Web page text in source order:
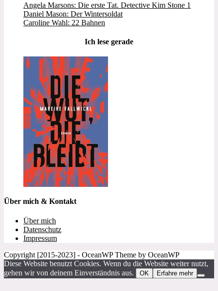
Angela Marsons: Die erste Tat. Detective Kim Stone 1
Daniel Mason: Der Wintersoldat
Caroline Wahl: 22 Bahnen
Ich lese gerade
Über mich & Kontakt
Über mich
Datenschutz
Impressum
Copyright [2015-2023] - OceanWP Theme by OceanWP
Diese Website benutzt Cookies. Wenn du die Website weiter nutzt,
gehen wir von deinem Einverständnis aus.
OK Erfahre mehr